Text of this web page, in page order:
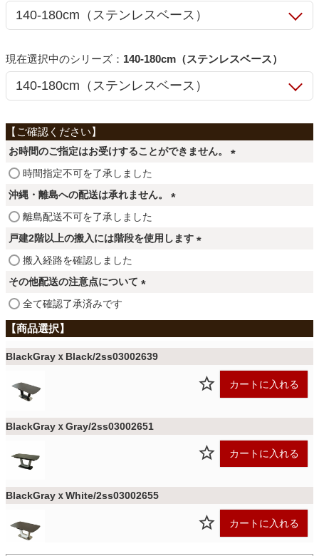
寝具
ファブリック
カーテン
ラグ
収納用品
生活用品
家電・照明器具
シリーズ： 140-180cm（ステンレスベース）
お時間のご指定はお受けすることができません。
時間指定不可を了承しました
沖縄・離島への配送は承れません。
必
離島配送不可を了承しました
戸建2階以上の搬入には階段を使用します
搬入経路を確認しました
その他配送の注意点について
必
須
)
全て確認了承済みです
BlackGrayｘBlack/2ss03002639
カートに入れる
BlackGrayｘGray/2ss03002651
カートに入れる
BlackGrayｘWhite/2ss03002655
カートに入れる